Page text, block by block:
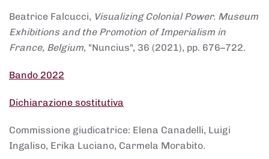
Beatrice Falcucci, Visualizing Colonial Power. Museum
Exhibitions and the Promotion of Imperialism in
France, Belgium, "Nuncius", 36 (2021), pp. 676–722.
Bando 2022
Dichiarazione sostitutiva
Commissione giudicatrice: Elena Canadelli, Luigi
Ingaliso, Erika Luciano, Carmela Morabito.